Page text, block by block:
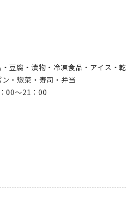
豆腐・漬物・冷凍食品・アイス・乾
・惣菜・寿司・弁当
00～21：00